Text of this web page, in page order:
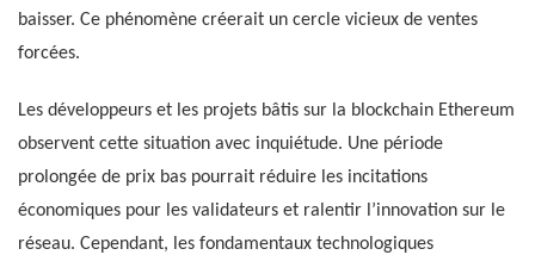
baisser. Ce phénomène créerait un cercle vicieux de ventes
forcées.
Les développeurs et les projets bâtis sur la blockchain Ethereum
observent cette situation avec inquiétude. Une période
prolongée de prix bas pourrait réduire les incitations
économiques pour les validateurs et ralentir l’innovation sur le
réseau. Cependant, les fondamentaux technologiques